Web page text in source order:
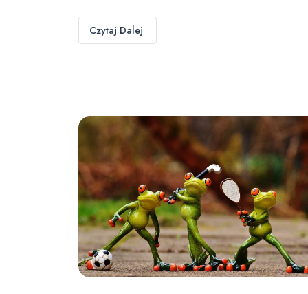
Czytaj Dalej